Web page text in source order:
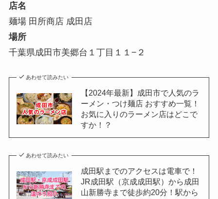
店名
麺場 田所商店 成田店
場所
千葉県成田市美郷台１丁目１１−２
あわせて読みたい
【2024年最新】成田市で人気のラ
ーメン・つけ麺店 おすすめ一覧！
お気に入りのラーメン店はどこで
すか！？
あわせて読みたい
成田駅までのアクセスは電車で！
JR成田駅（京成成田駅）から成田
山新勝寺まで徒歩約20分！駅から